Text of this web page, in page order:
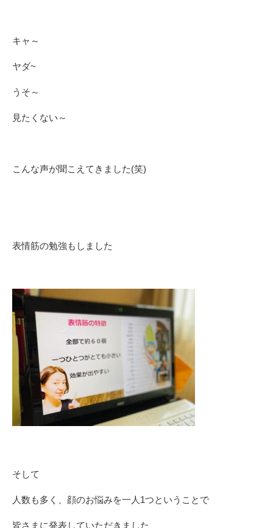
キャ～
ヤダ~
うそ～
見たくない～
こんな声が聞こえてきました(笑)
表情筋の勉強もしました
そして
人数も多く、顔のお悩みを一人1つということで
皆さまに発表していただきました